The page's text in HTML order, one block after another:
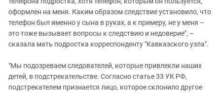
оформлен на меня. Каким образом следствие установило, что
телефон был именно у сына в руках, а к примеру, не у меня –
это тоже вызывает вопросы к следствию и недоверие", –
сказала мать подростка корреспонденту "Кавказского узла".
"Мы подозреваем следователей, которые привлекли наших
детей, в подстрекательстве. Согласно статье 33 УК РФ,
подстрекателем признается лицо, которое склонило другое